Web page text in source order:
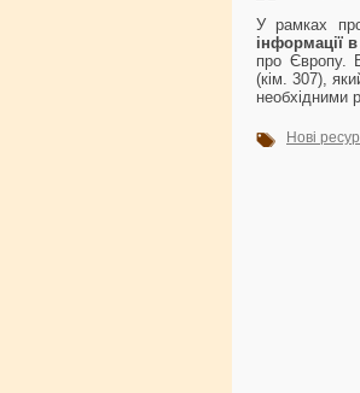
У рамках
інформації в
про Європу.
(кім. 307),
необхідними
Нові